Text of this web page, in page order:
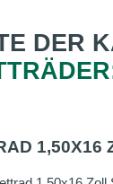
DER
1,50X16